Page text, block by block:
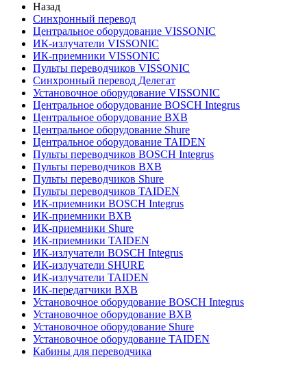
Назад
Синхронный перевод
Центральное оборудование VISSONIC
ИК-излучатели VISSONIC
ИК-приемники VISSONIC
Пульты переводчиков VISSONIC
Синхронный перевод Делегат
Установочное оборудование VISSONIC
Центральное оборудование BOSCH Integrus
Центральное оборудование BXB
Центральное оборудование Shure
Центральное оборудование TAIDEN
Пульты переводчиков BOSCH Integrus
Пульты переводчиков BXB
Пульты переводчиков Shure
Пульты переводчиков TAIDEN
ИК-приемники BOSCH Integrus
ИК-приемники BXB
ИК-приемники Shure
ИК-приемники TAIDEN
ИК-излучатели BOSCH Integrus
ИК-излучатели SHURE
ИК-излучатели TAIDEN
ИК-передатчики BXB
Установочное оборудование BOSCH Integrus
Установочное оборудование BXB
Установочное оборудование Shure
Установочное оборудование TAIDEN
Кабины для переводчика